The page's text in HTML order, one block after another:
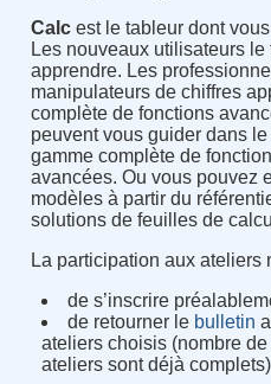
Calcest le tableur dont
Les nouveaux utilisateurs
apprendre. Les
manipulateurs de chiffres
complète de fonctions
peuvent vous guider dans le
gamme complète de
avancées. Ou vous pouvez
modèles à partir du
solutions de feuilles de
La participation aux ateliers
de s’inscrire
de retourner le bulletin
ateliers choisis (nombre
ateliers sont déjà complets)